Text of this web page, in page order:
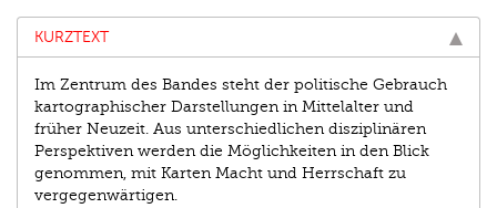
KURZTEXT
Im Zentrum des Bandes steht der politische Gebrauch
kartographischer Darstellungen in Mittelalter und
früher Neuzeit. Aus unterschiedlichen disziplinären
Perspektiven werden die Möglichkeiten in den Blick
genommen, mit Karten Macht und Herrschaft zu
vergegenwärtigen.